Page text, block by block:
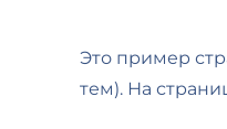
Это пример
тем). На